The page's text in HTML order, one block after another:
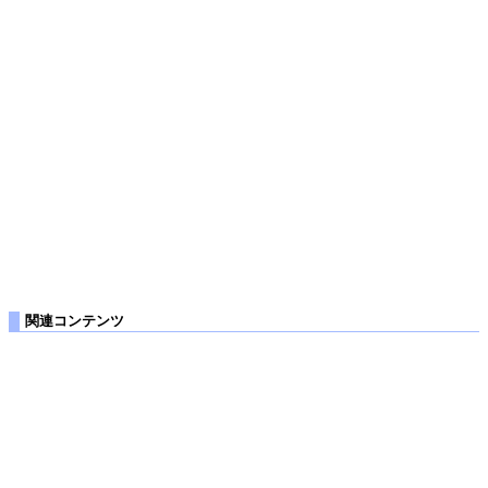
関連コンテンツ